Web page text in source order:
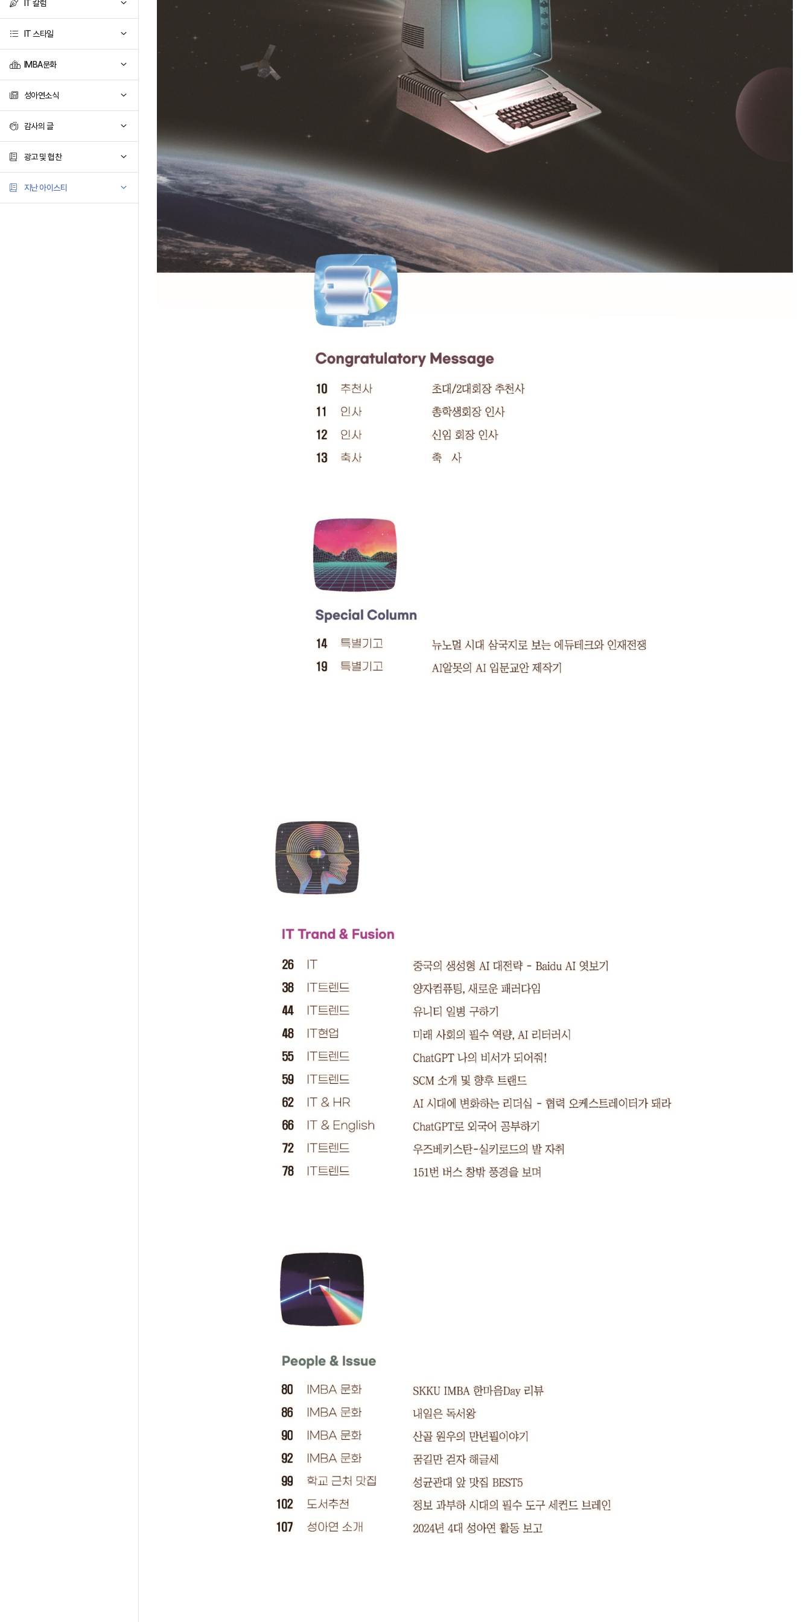
IT 칼럼
IT 스타일
IMBA문화
성아연소식
감사의 글
광고 및 협찬
지난 아이스티